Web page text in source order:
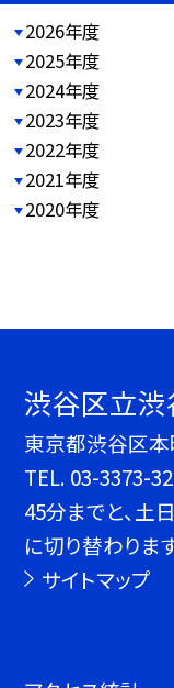
2026年度
2025年度
2024年度
2023年度
2022年度
2021年度
2020年度
渋谷区立
東京都渋谷区
TEL. 03-3373-
45分までと、土
に切り替わります
サイトマップ